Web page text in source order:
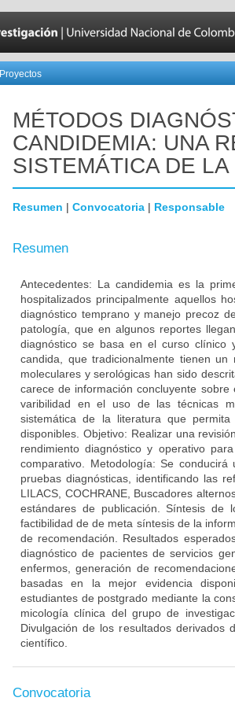
Proyectos
MÉTODOS
CANDIDEMIA: UNA
SISTEMÁTICA DE
Resumen | Convocatoria | Responsable
Resumen
Antecedentes: La candidemia es la
hospitalizados principalmente aquellos
diagnóstico temprano y manejo precoz
patología, que en algunos reportes
diagnóstico se basa en el curso clínico
candida, que tradicionalmente tienen
moleculares y serológicas han sido
carece de información concluyente
varibilidad en el uso de las técnicas
sistemática de la literatura que
disponibles. Objetivo: Realizar una
rendimiento diagnóstico y operativo
comparativo. Metodología: Se
pruebas diagnósticas, identificando las
LILACS, COCHRANE, Buscadores
estándares de publicación. Síntesis de
factibilidad de de meta síntesis de la
de recomendación. Resultados
diagnóstico de pacientes de servicios
enfermos, generación de
basadas en la mejor evidencia
estudiantes de postgrado mediante la
micología clínica del grupo de
Divulgación de los resultados derivados
científico.
Convocatoria